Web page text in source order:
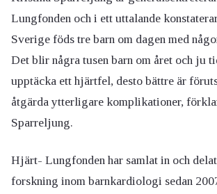
Lungfonden och i ett uttalande
Sverige föds tre barn om dagen med
Det blir några tusen barn om året och ju
upptäcka ett hjärtfel, desto bättre är
åtgärda ytterligare komplikationer,
Sparreljung.
Hjärt- Lungfonden har samlat in och
forskning inom barnkardiologi sedan